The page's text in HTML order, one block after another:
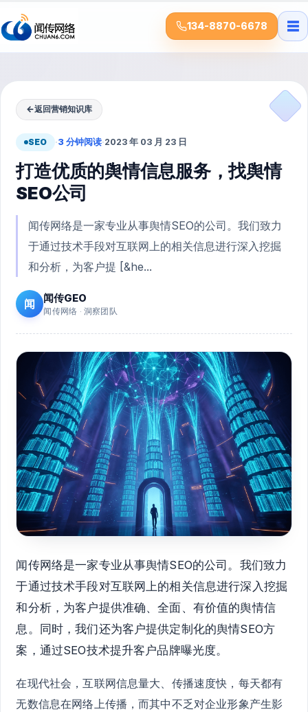
134-8870-6678 ☰
←返回营销知识库
SEO ·3 分钟阅读·2023 年 03 月 23 日
打造优质的舆情信息服务，找舆情
SEO公司
闻传网络是一家专业从事舆情SEO的公司。我们致力
于通过技术手段对互联网上的相关信息进行深入挖掘
和分析，为客户提 [&he...
闻 闻传GEO
闻传网络 · 洞察团队
闻传网络是一家专业从事舆情SEO的公司。我们致力
于通过技术手段对互联网上的相关信息进行深入挖掘
和分析，为客户提供准确、全面、有价值的舆情信
息。同时，我们还为客户提供定制化的舆情SEO方
案，通过SEO技术提升客户品牌曝光度。
在现代社会，互联网信息量大、传播速度快，每天都有
无数信息在网络上传播，而其中不乏对企业形象产生影